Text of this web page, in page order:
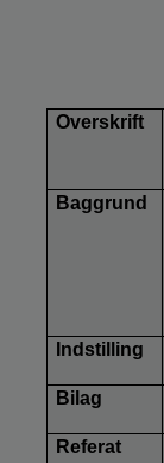
Overskrift
Baggrund
Indstilling
Bilag
Referat